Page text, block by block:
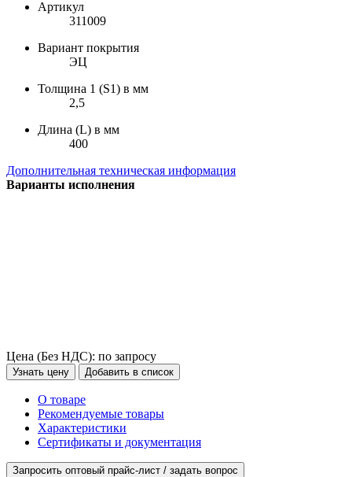
Артикул
311009
Вариант покрытия
ЭЦ
Толщина 1 (S1) в мм
2,5
Длина (L) в мм
400
Дополнительная техническая информация
Варианты исполнения
Цена (Без НДС): по запросу
Узнать цену Добавить в список
О товаре
Рекомендуемые товары
Характеристики
Сертификаты и документация
Запросить оптовый прайс-лист / задать вопрос